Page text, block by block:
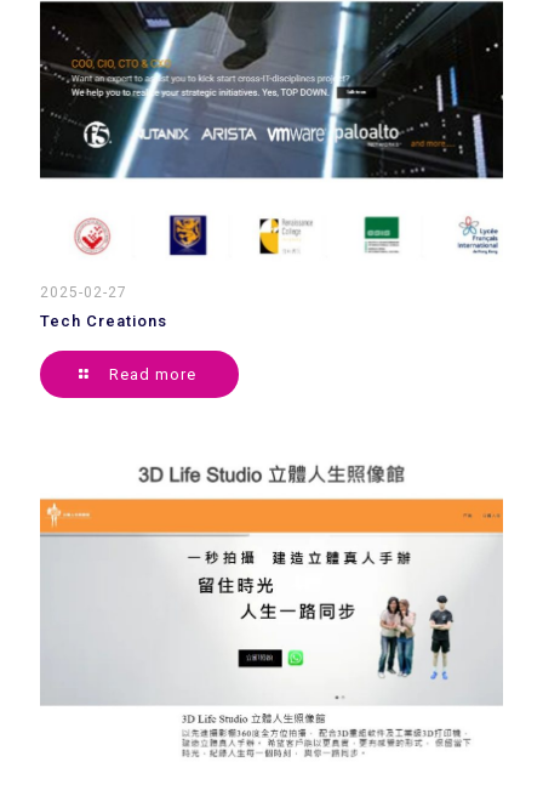
2025-02-27
Tech Creations
Read more